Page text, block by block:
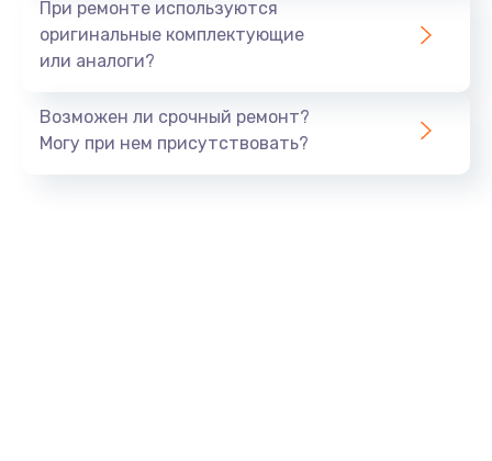
При ремонте используются
оригинальные комплектующие
или аналоги?
Возможен ли срочный ремонт?
Могу при нем присутствовать?